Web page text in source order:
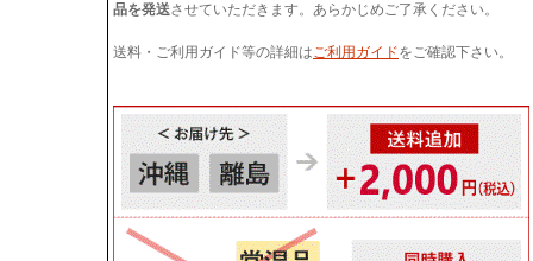
品を発送させていただきます。あらかじめご了承ください。
送料・ご利用ガイド等の詳細はご利用ガイドをご確認下さい。